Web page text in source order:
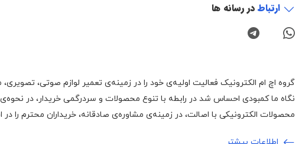
ارتباطدر رسانه ها
نگاه ما کمبودی احساس شد در رابطه با تنوع محصولات و سردرگمی خریدار، در
محصولات الکترونیکی با اصالت، در زمینه‌ی مشاوره‌ی صادقانه، خریداران محترم را